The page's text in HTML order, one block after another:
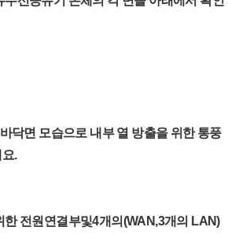
닥면 모습으로 내부 열 방출을 위한 통풍
.
한 전원연결부및4개의(WAN,3개의 LAN)